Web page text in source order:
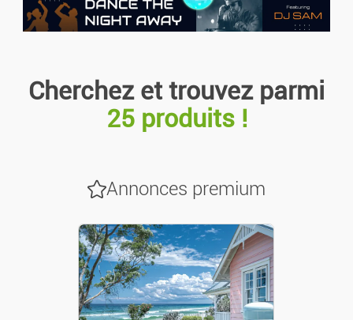
Caravanes/Camping-cars
Utilitaires
Nautisme
Vélos
Cherchez et trouvez parmi
25 produits !
Annonces premium